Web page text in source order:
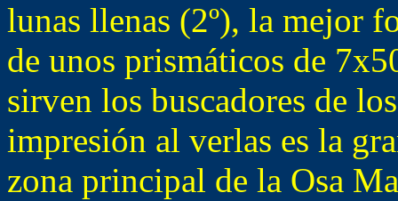
lunas llenas (2º), la mejor
de unos prismáticos de
sirven los buscadores de
impresión al verlas es la
zona principal de la Osa